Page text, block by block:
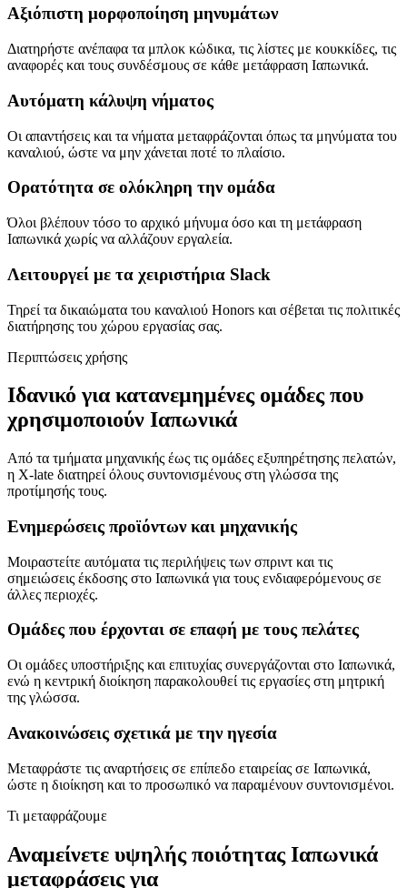
Αξιόπιστη μορφοποίηση μηνυμάτων
Διατηρήστε ανέπαφα τα μπλοκ κώδικα, τις λίστες με κουκκίδες, τις
αναφορές και τους συνδέσμους σε κάθε μετάφραση Ιαπωνικά.
Αυτόματη κάλυψη νήματος
Οι απαντήσεις και τα νήματα μεταφράζονται όπως τα μηνύματα του
καναλιού, ώστε να μην χάνεται ποτέ το πλαίσιο.
Ορατότητα σε ολόκληρη την ομάδα
Όλοι βλέπουν τόσο το αρχικό μήνυμα όσο και τη μετάφραση
Ιαπωνικά χωρίς να αλλάζουν εργαλεία.
Λειτουργεί με τα χειριστήρια Slack
Τηρεί τα δικαιώματα του καναλιού Honors και σέβεται τις πολιτικές
διατήρησης του χώρου εργασίας σας.
Περιπτώσεις χρήσης
Ιδανικό για κατανεμημένες ομάδες που
χρησιμοποιούν Ιαπωνικά
Από τα τμήματα μηχανικής έως τις ομάδες εξυπηρέτησης πελατών,
η X-late διατηρεί όλους συντονισμένους στη γλώσσα της
προτίμησής τους.
Ενημερώσεις προϊόντων και μηχανικής
Μοιραστείτε αυτόματα τις περιλήψεις των σπριντ και τις
σημειώσεις έκδοσης στο Ιαπωνικά για τους ενδιαφερόμενους σε
άλλες περιοχές.
Ομάδες που έρχονται σε επαφή με τους πελάτες
Οι ομάδες υποστήριξης και επιτυχίας συνεργάζονται στο Ιαπωνικά,
ενώ η κεντρική διοίκηση παρακολουθεί τις εργασίες στη μητρική
της γλώσσα.
Ανακοινώσεις σχετικά με την ηγεσία
Μεταφράστε τις αναρτήσεις σε επίπεδο εταιρείας σε Ιαπωνικά,
ώστε η διοίκηση και το προσωπικό να παραμένουν συντονισμένοι.
Τι μεταφράζουμε
Αναμείνετε υψηλής ποιότητας Ιαπωνικά
μεταφράσεις για